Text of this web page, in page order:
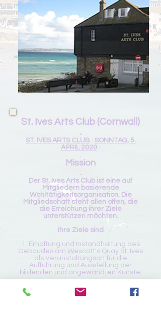
St. Ives Arts Club (Cornwall)
.
ST. IVES ARTS CLUB · SONNTAG, 5.
APRIL 2020 ·
.
Mission
.
Der St. Ives Arts Club ist eine auf
Mitgliedern basierende
Wohltätigkeitsorganisation. Die
Mitgliedschaft steht allen offen, die
die Erreichung ihrer Ziele
unterstützen möchten.
Ihre Ziele sind
1. Erhaltung und Instandhaltung des
Gebäudes am Wescott's Quay St. Ives
als Veranstaltungsort für die
Aufführung und Ausstellung der
bildenden und angewandten Künste.
2. Förderung, Entwicklung und
Aufrechterhaltung der öffentlichen